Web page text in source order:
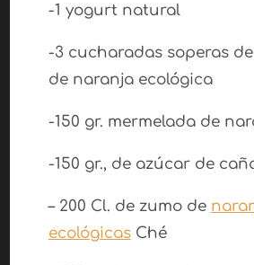
-1 yogurt natural
-3 cucharadas soperas
de naranja ecológica
-150 gr. mermelada de
-150 gr., de azúcar de
– 200 Cl. de zumo de
ecológicasChé